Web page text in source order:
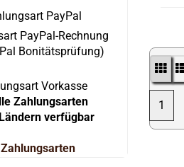
1
Bonitätsprüfung)
Zahlungsarten
verfügbar
Zahlungsarten